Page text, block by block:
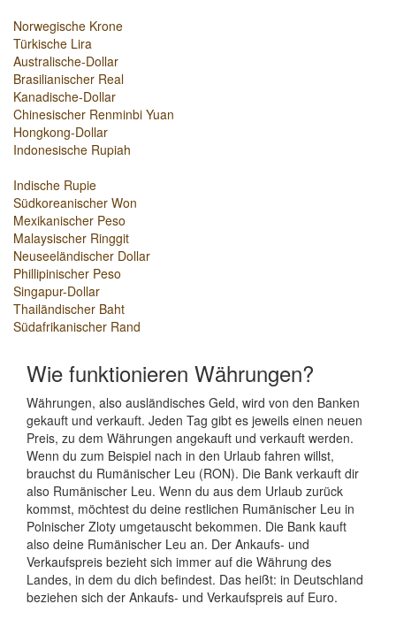
Norwegische Krone
Türkische Lira
Australische-Dollar
Brasilianischer Real
Kanadische-Dollar
Chinesischer Renminbi Yuan
Hongkong-Dollar
Indonesische Rupiah
Indische Rupie
Südkoreanischer Won
Mexikanischer Peso
Malaysischer Ringgit
Neuseeländischer Dollar
Phillipinischer Peso
Singapur-Dollar
Thailändischer Baht
Südafrikanischer Rand
Wie funktionieren Währungen?
Währungen, also ausländisches Geld, wird von den Banken
gekauft und verkauft. Jeden Tag gibt es jeweils einen neuen
Preis, zu dem Währungen angekauft und verkauft werden.
Wenn du zum Beispiel nach in den Urlaub fahren willst,
brauchst du Rumänischer Leu (RON). Die Bank verkauft dir
also Rumänischer Leu. Wenn du aus dem Urlaub zurück
kommst, möchtest du deine restlichen Rumänischer Leu in
Polnischer Zloty umgetauscht bekommen. Die Bank kauft
also deine Rumänischer Leu an. Der Ankaufs- und
Verkaufspreis bezieht sich immer auf die Währung des
Landes, in dem du dich befindest. Das heißt: in Deutschland
beziehen sich der Ankaufs- und Verkaufspreis auf Euro.